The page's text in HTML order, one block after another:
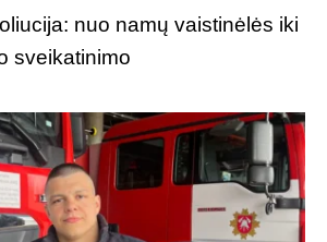
nuo namų vaistinėlės iki
sveikatinimo